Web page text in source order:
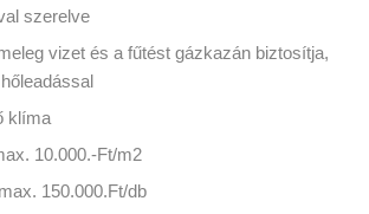
szerelve
vizet és a fűtést gázkazán biztosítja,
klíma
10.000.-Ft/m2
150.000.Ft/db